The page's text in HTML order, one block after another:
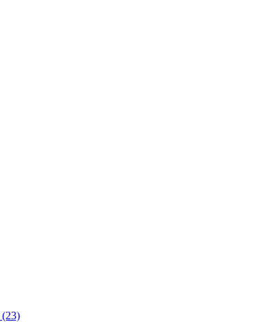
(23)